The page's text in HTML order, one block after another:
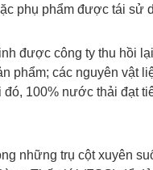
phụ phẩm được tái sử
được công ty thu hồi
phẩm; các nguyên
100% nước thải đạt
những trụ cột xuyên